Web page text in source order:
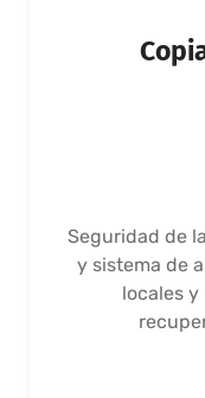
Seguridad de
y sistema de
locales y